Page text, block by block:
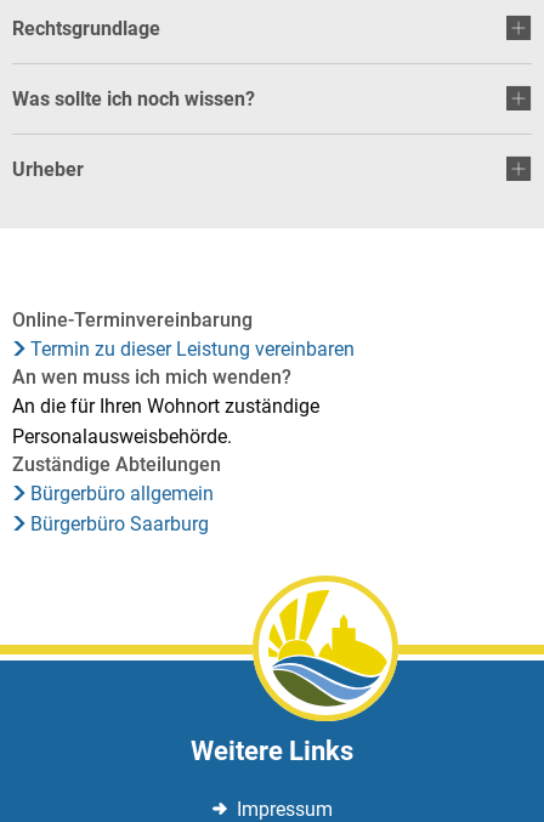
Rechtsgrundlage
Was sollte ich noch wissen?
Urheber
An wen muss ich mich wenden?
An die für Ihren Wohnort zuständige
Personalausweisbehörde.
Online-Terminvereinbarung
Termin zu dieser Leistung vereinbaren
Zuständige Abteilungen
Bürgerbüro allgemein
Bürgerbüro Saarburg
Weitere Links
Impressum